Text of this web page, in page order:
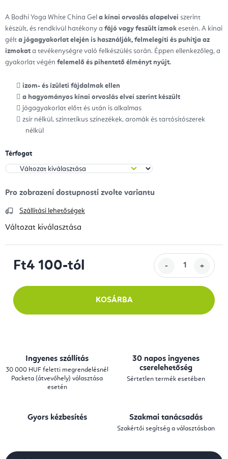
A Bodhi Yoga White China Gel a kínai orvoslás alapelvei szerint
készült, és rendkívül hatékony a fájó vagy feszült izmok esetén. A kínai
gélt a jógagyakorlat elején is használják, felmelegíti és puhítja az
izmokat a tevékenységre való felkészülés során. Éppen ellenkezőleg, a
gyakorlat végén felemelő és pihentető élményt nyújt.
izom- és ízületi fájdalmak ellen
a hagyományos kínai orvoslás elvei szerint készült
jógagyakorlat előtt és után is alkalmas
zsír nélkül, szintetikus színezékek, aromák és tartósítószerek
nélkül
Térfogat
Szállítási lehetőségek
Változat kiválasztása
Ft4 100-tól
KOSÁRBA
Ingyenes szállítás
30 000 HUF feletti megrendelésnél
Packeta (átvevőhely) választása
esetén
30 napos ingyenes
cserelehetőség
Sértetlen termék esetében
Gyors kézbesítés Szakmai tanácsadás
Szakértői segítség a választásban